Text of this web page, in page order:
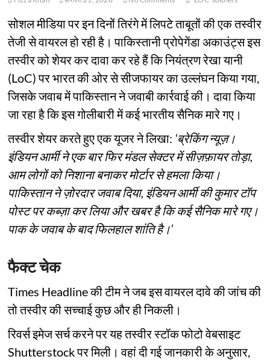
सोशल मीडिया पर इन दिनों तिरंगे में लिपटे ताबूतों की एक तस्वीर
तेजी से वायरल हो रही है। पाकिस्तानी प्रोपेगेंडा अकाउंट्स इस
तस्वीर को शेयर कर दावा कर रहे हैं कि नियंत्रण रेखा यानी
(LoC) पर भारत की ओर से सीजफायर का उल्लंघन किया गया,
जिसके जवाब में पाकिस्तान ने जवाबी कार्रवाई की। दावा किया
जा रहा है कि इस गोलीबारी में कई भारतीय सैनिक मारे गए।
तस्वीर शेयर करते हुए एक यूजर ने लिखा: ‘ब्रेकिंग न्यूज़।
इंडियन आर्मी ने एक बार फिर मंडल सेक्टर में सीज़फ़ायर तोड़ा,
आम लोगों को निशाना बनाकर मोर्टार से हमला किया।
पाकिस्तान ने ज़ोरदार जवाब दिया, इंडियन आर्मी की कुमार टॉप
पोस्ट पर कब्ज़ा कर लिया और खबर है कि कई सैनिक मारे गए।
पाक के जवाब के बाद फिलहाल शांति है।’
फैक्ट चेक
Times Headline की टीम ने जब इस वायरल दावे की जांच की
तो तस्वीर की सच्चाई कुछ और ही निकली।
रिवर्स इमेज सर्च करने पर यह तस्वीर स्टॉक फोटो वेबसाइट
Shutterstock पर मिली। वहां दी गई जानकारी के अनुसार,